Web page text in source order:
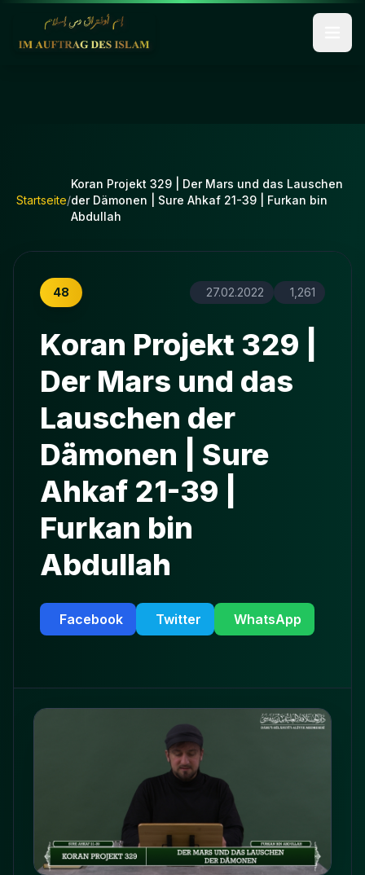
Startseite/
Koran Projekt 329 | Der Mars und das Lauschen
der Dämonen | Sure Ahkaf 21-39 | Furkan bin
Abdullah
48 27.02.2022 1,261
Koran Projekt 329 |
Der Mars und das
Lauschen der
Dämonen | Sure
Ahkaf 21-39 |
Furkan bin
Abdullah
Facebook Twitter WhatsApp